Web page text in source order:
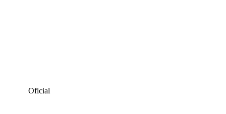
Oficial